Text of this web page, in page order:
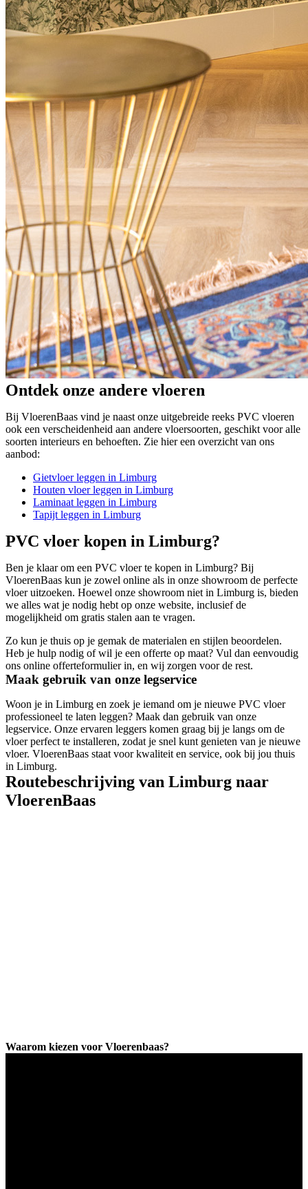
Ontdek onze andere vloeren
Bij VloerenBaas vind je naast onze uitgebreide reeks PVC vloeren
ook een verscheidenheid aan andere vloersoorten, geschikt voor alle
soorten interieurs en behoeften. Zie hier een overzicht van ons
aanbod:
Gietvloer leggen in Limburg
Houten vloer leggen in Limburg
Laminaat leggen in Limburg
Tapijt leggen in Limburg
PVC vloer kopen in Limburg?
Ben je klaar om een PVC vloer te kopen in Limburg? Bij
VloerenBaas kun je zowel online als in onze showroom de perfecte
vloer uitzoeken. Hoewel onze showroom niet in Limburg is, bieden
we alles wat je nodig hebt op onze website, inclusief de
mogelijkheid om gratis stalen aan te vragen.
Zo kun je thuis op je gemak de materialen en stijlen beoordelen.
Heb je hulp nodig of wil je een offerte op maat? Vul dan eenvoudig
ons online offerteformulier in, en wij zorgen voor de rest.
Maak gebruik van onze legservice
Woon je in Limburg en zoek je iemand om je nieuwe PVC vloer
professioneel te laten leggen? Maak dan gebruik van onze
legservice. Onze ervaren leggers komen graag bij je langs om de
vloer perfect te installeren, zodat je snel kunt genieten van je nieuwe
vloer. VloerenBaas staat voor kwaliteit en service, ook bij jou thuis
in Limburg.
Routebeschrijving van Limburg naar
VloerenBaas
Waarom kiezen voor Vloerenbaas?